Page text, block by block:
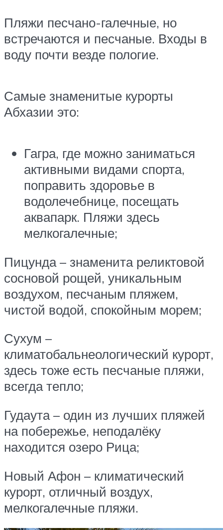
Пляжи песчано-галечные, но
встречаются и песчаные. Входы в
воду почти везде пологие.
Самые знаменитые курорты
Абхазии это:
Гагра, где можно заниматься
активными видами спорта,
поправить здоровье в
водолечебнице, посещать
аквапарк. Пляжи здесь
мелкогалечные;
Пицунда – знаменита реликтовой
сосновой рощей, уникальным
воздухом, песчаным пляжем,
чистой водой, спокойным морем;
Сухум –
климатобальнеологический курорт,
здесь тоже есть песчаные пляжи,
всегда тепло;
Гудаута – один из лучших пляжей
на побережье, неподалёку
находится озеро Рица;
Новый Афон – климатический
курорт, отличный воздух,
мелкогалечные пляжи.